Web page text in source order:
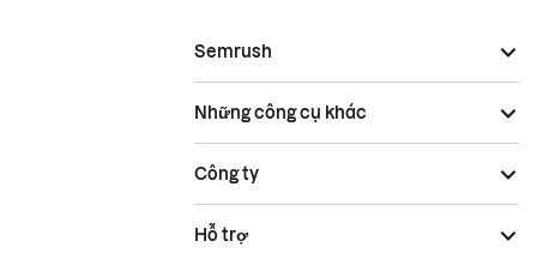
Semrush
Những công cụ khác
Công ty
Hỗ trợ